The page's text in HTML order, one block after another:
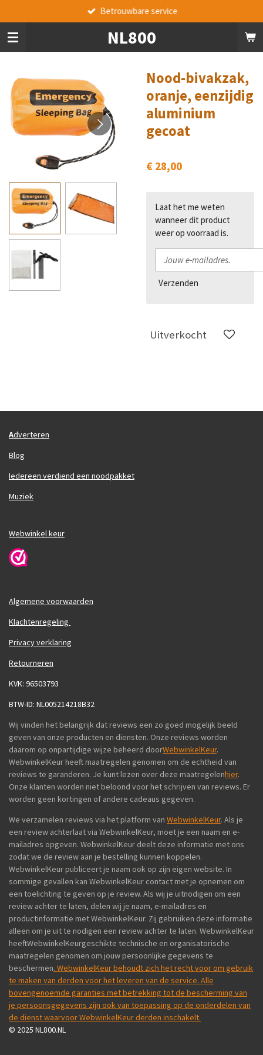
direct
naar
de
NL800
Betrouwbare service
Nood-bivakzak,
oranje, eenzijdig
aluminium
gecoat
€ 28,00
Laat het me weten
wanneer dit product
weer op voorraad is.
Verzenden
Uitverkocht
Adverteren
Blog
Iedereen verdiend een noodpakket
Muziek
Webwinkel keur
Algemene voorwaarden
Klachtenregeling
Privacy verklaring
Retourneren
KVK: 96503793
BTW-ID: NL005214218B32
Wij vinden het belangrijk dat reviews een zo goed mogelijk beeld
geven van onze producten en diensten. Onze reviews worden
daarom op onpartijdige wijze beheerd doorWebwinkelKeur.
WebwinkelKeur heeft maatregelen genomen om de echtheid van
reviews te garanderen. Je kunt lezen over deze maatregelenhier.
Onze klanten worden niet beloond voor het schrijven van reviews. Er
worden geen kortingen of andere cadeaus gegeven.
We verzamelen reviews via het platform van WebwinkelKeur. Als je
een review achterlaat via WebwinkelKeur, moet je een naam en e-
mailadres opgeven. WebwinkelKeur deelt deze informatie met ons
zodat we de review aan je bestelling kunnen koppelen.
WebwinkelKeur publiceert je naam ook op zijn eigen website. In
sommige gevallen kan WebwinkelKeur contact met je opnemen om
een toelichting te geven op je review. Als wij je uitnodigen om een
review achter te laten, delen wij je naam, e-mailadres en
productinformatie met WebwinkelKeur. Zij gebruiken deze informatie
alleen om je uit te nodigen een review achter te laten. WebwinkelKeur
heeftWebwinkelKeurgeschikte technische en organisatorische
maatregelen genomen om jouw persoonlijke gegevens te
beschermen. WebwinkelKeur behoudt zich het recht voor om gebruik
te maken van derden voor het leveren van de service. Alle
bovengenoemde garanties met betrekking tot de bescherming van
je persoonsgegevens zijn ook van toepassing op de onderdelen van
de dienst waarvoor WebwinkelKeur derden inschakelt.
© 2025 NL800.NL